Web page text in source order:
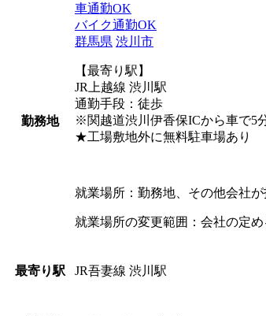
勤務地
車通勤OK
バイク通勤OK
群馬県 渋川市
【最寄り駅】
JR上越線 渋川駅
通勤手段：徒歩
※関越道渋川伊香保ICから車で5
★工場敷地外に無料駐車場あり
就業場所：勤務地、その他会社が
就業場所の変更範囲：会社の定
最寄り駅 JR吾妻線 渋川駅